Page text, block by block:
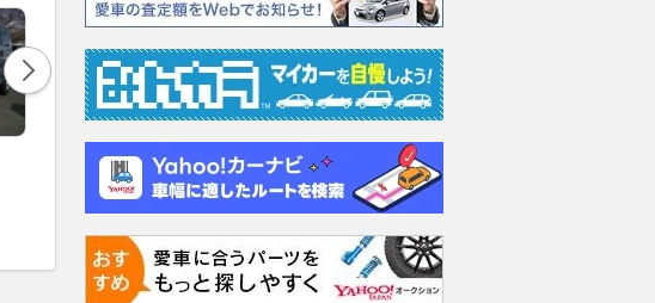
ョン 4WD
660 ターボ 4WD
支払総額
59.8万円
660 ターボ 4WD
支払総額
82